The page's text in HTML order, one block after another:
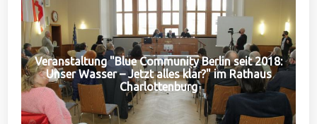
Veranstaltung "Blue Community Berlin seit 2018:
Unser Wasser – Jetzt alles klar?" im Rathaus
Charlottenburg